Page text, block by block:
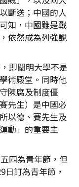
斷送；中國的人
知，中國雖是戰
依然成為列強覬
即闡明大學不是
術殿堂。同時他
陳腐及制度僵
先生）是中國必
以德、賽先生及
動」的重要主
四為青年節，但
日訂為青年節，